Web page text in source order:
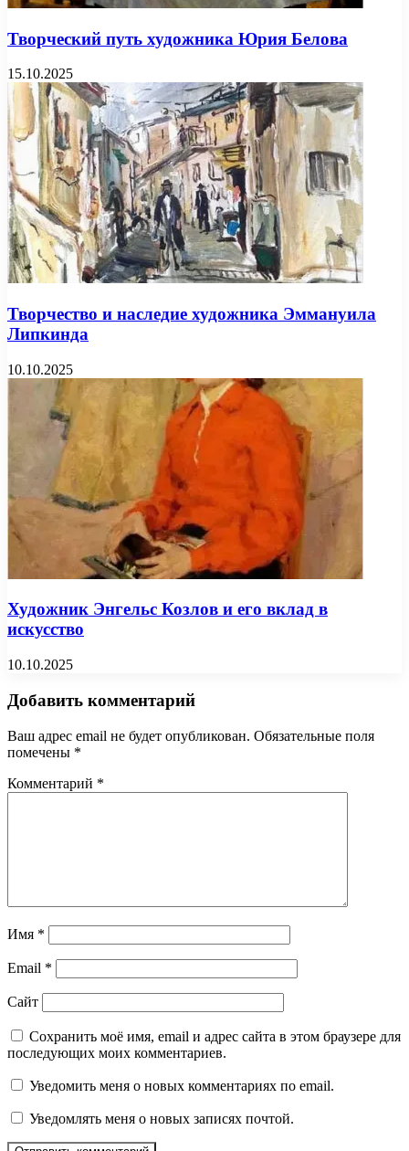
Творческий путь художника Юрия Белова
15.10.2025
Творчество и наследие художника Эммануила
Липкинда
10.10.2025
Художник Энгельс Козлов и его вклад в
искусство
10.10.2025
Добавить комментарий
Ваш адрес email не будет опубликован. Обязательные поля
помечены *
Комментарий *
Имя *
Email *
Сайт
Сохранить моё имя, email и адрес сайта в этом браузере для
последующих моих комментариев.
Уведомить меня о новых комментариях по email.
Уведомлять меня о новых записях почтой.